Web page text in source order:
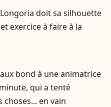
Longoria doit sa silhouette
exercice à faire à la
bond à une animatrice
qui a tenté
en vain